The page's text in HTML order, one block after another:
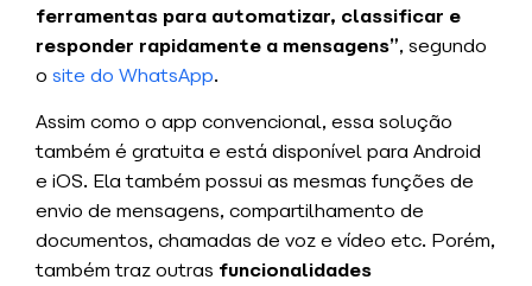
ferramentas para automatizar, classificar e
responder rapidamente a mensagens”, segundo
o site do WhatsApp.
Assim como o app convencional, essa solução
também é gratuita e está disponível para Android
e iOS. Ela também possui as mesmas funções de
envio de mensagens, compartilhamento de
documentos, chamadas de voz e vídeo etc. Porém,
também traz outras funcionalidades